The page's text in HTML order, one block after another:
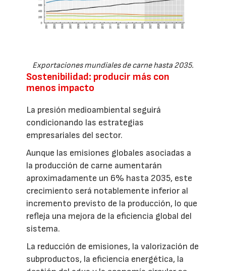
Exportaciones mundiales de carne hasta 2035.
Sostenibilidad: producir más con
menos impacto
La presión medioambiental seguirá
condicionando las estrategias
empresariales del sector.
Aunque las emisiones globales asociadas a
la producción de carne aumentarán
aproximadamente un 6% hasta 2035, este
crecimiento será notablemente inferior al
incremento previsto de la producción, lo que
refleja una mejora de la eficiencia global del
sistema.
La reducción de emisiones, la valorización de
subproductos, la eficiencia energética, la